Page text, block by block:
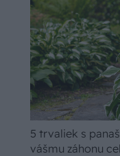
5 trvaliek s
vášmu záhonu